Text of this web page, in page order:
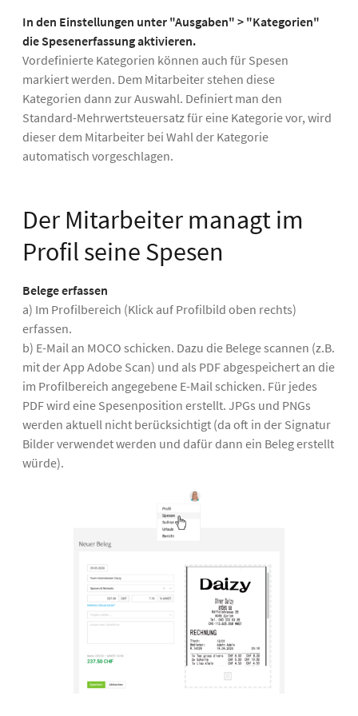
In den Einstellungen unter "Ausgaben" > "Kategorien"
die Spesenerfassung aktivieren.
Vordefinierte Kategorien können auch für Spesen
markiert werden. Dem Mitarbeiter stehen diese
Kategorien dann zur Auswahl. Definiert man den
Standard-Mehrwertsteuersatz für eine Kategorie vor, wird
dieser dem Mitarbeiter bei Wahl der Kategorie
automatisch vorgeschlagen.
Der Mitarbeiter managt im
Profil seine Spesen
Belege erfassen
a) Im Profilbereich (Klick auf Profilbild oben rechts)
erfassen.
b) E-Mail an MOCO schicken. Dazu die Belege scannen (z.B.
mit der App Adobe Scan) und als PDF abgespeichert an die
im Profilbereich angegebene E-Mail schicken. Für jedes
PDF wird eine Spesenposition erstellt. JPGs und PNGs
werden aktuell nicht berücksichtigt (da oft in der Signatur
Bilder verwendet werden und dafür dann ein Beleg erstellt
würde).